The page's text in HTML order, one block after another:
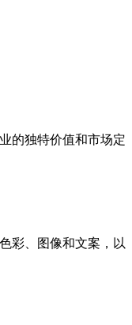
的独特价值和市场定
彩、图像和文案，以